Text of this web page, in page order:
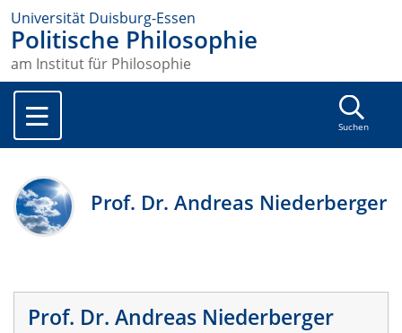
Universität Duisburg-Essen
Politische Philosophie
am Institut für Philosophie
Suchen
Prof. Dr. Andreas Niederberger
Prof. Dr. Andreas Niederberger